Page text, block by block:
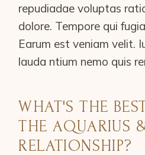
repudiadae voluptas
dolore. Tempore qui
Earum est veniam velit.
lauda ntium nemo quis
WHAT'S THE
THE AQUARIUS
RELATIONSHIP?